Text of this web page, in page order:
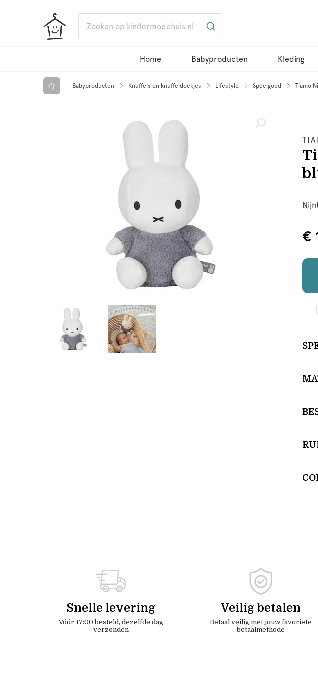
Home Babyproducten Kleding
Babyproducten Knuffels en knuffeldoekjes Lifestyle Speelgoed Tiamo
€
Snelle levering
Vóór 17:00 besteld, dezelfde dag
verzonden
Veilig betalen
Betaal veilig met jouw favoriete
betaalmethode